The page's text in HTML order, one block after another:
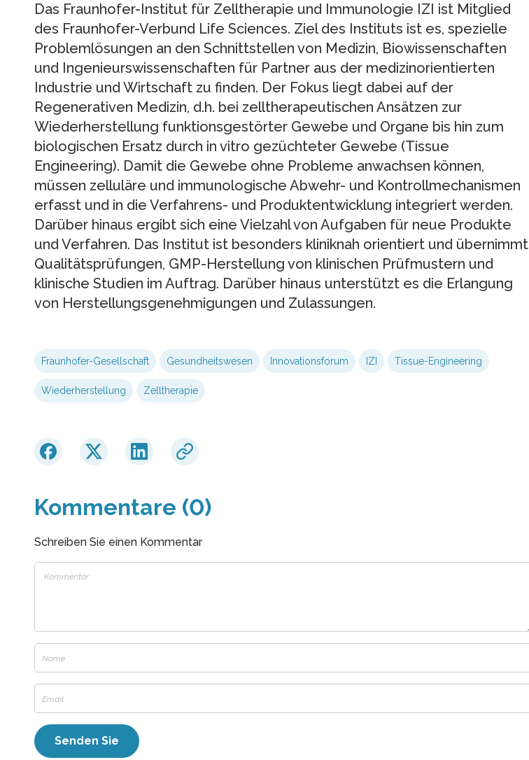
Das Fraunhofer-Institut für Zelltherapie und Immunologie IZI ist Mitglied
des Fraunhofer-Verbund Life Sciences. Ziel des Instituts ist es, spezielle
Problemlösungen an den Schnittstellen von Medizin, Biowissenschaften
und Ingenieurswissenschaften für Partner aus der medizinorientierten
Industrie und Wirtschaft zu finden. Der Fokus liegt dabei auf der
Regenerativen Medizin, d.h. bei zelltherapeutischen Ansätzen zur
Wiederherstellung funktionsgestörter Gewebe und Organe bis hin zum
biologischen Ersatz durch in vitro gezüchteter Gewebe (Tissue
Engineering). Damit die Gewebe ohne Probleme anwachsen können,
müssen zelluläre und immunologische Abwehr- und Kontrollmechanismen
erfasst und in die Verfahrens- und Produktentwicklung integriert werden.
Darüber hinaus ergibt sich eine Vielzahl von Aufgaben für neue Produkte
und Verfahren. Das Institut ist besonders kliniknah orientiert und übernimmt
Qualitätsprüfungen, GMP-Herstellung von klinischen Prüfmustern und
klinische Studien im Auftrag. Darüber hinaus unterstützt es die Erlangung
von Herstellungsgenehmigungen und Zulassungen.
Fraunhofer-Gesellschaft Gesundheitswesen Innovationsforum IZI Tissue-Engineering
Wiederherstellung Zelltherapie
Kommentare (0)
Schreiben Sie einen Kommentar